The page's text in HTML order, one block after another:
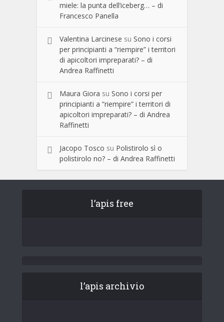
miele: la punta dell’iceberg… – di
Francesco Panella
Valentina Larcinese su Sono i corsi
per principianti a “riempire” i territori
di apicoltori impreparati? – di
Andrea Raffinetti
Maura Giora su Sono i corsi per
principianti a “riempire” i territori di
apicoltori impreparati? – di Andrea
Raffinetti
Jacopo Tosco su Polistirolo sì o
polistirolo no? – di Andrea Raffinetti
l’apis free
l’apis archivio